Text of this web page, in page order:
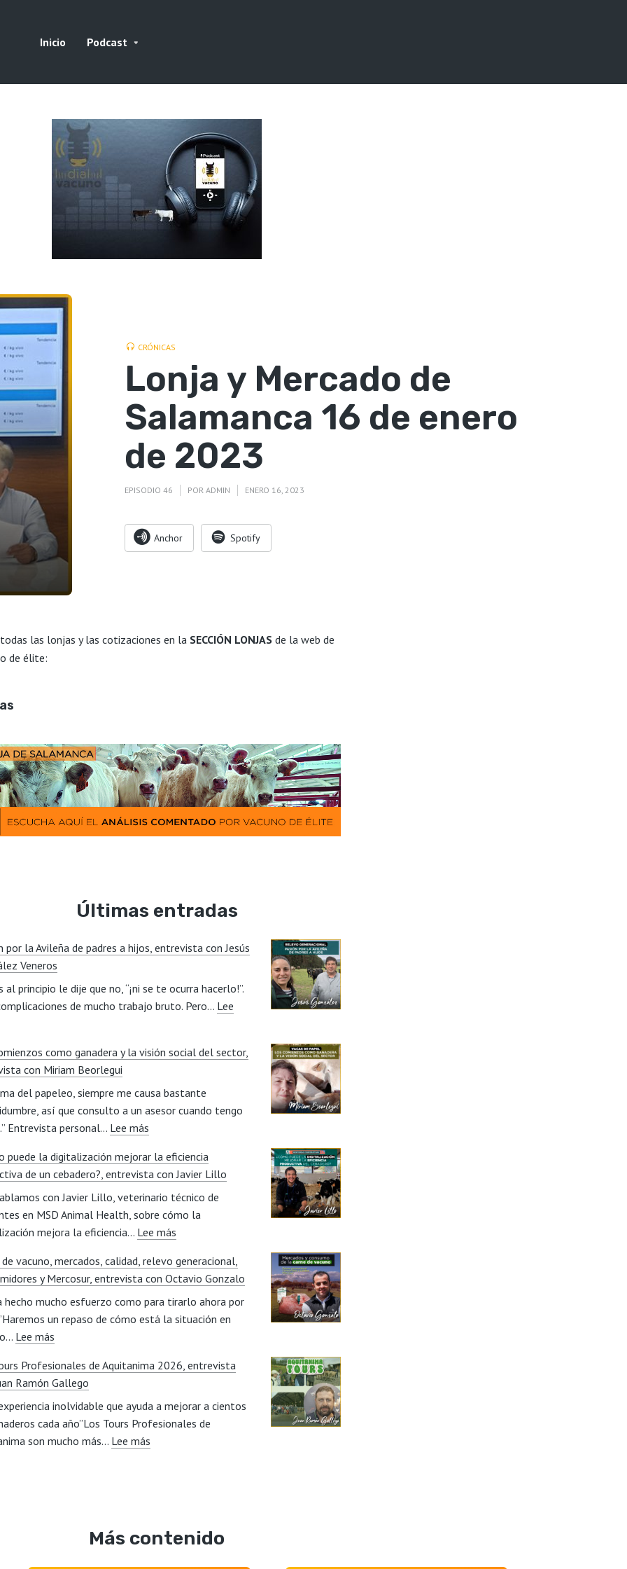
Inicio Podcast
CRÓNICAS
Lonja y Mercado de
Salamanca 16 de enero
de 2023
EPISODIO 46 POR ADMIN ENERO 16, 2023
Anchor Spotify
las lonjas y las cotizaciones en la SECCIÓN LONJAS de la web de
de élite:
Últimas entradas
por la Avileña de padres a hijos, entrevista con Jesús
Veneros
al principio le dije que no, “¡ni se te ocurra hacerlo!”.
de mucho trabajo bruto. Pero… Lee
como ganadera y la visión social del sector,
con Miriam Beorlegui
del papeleo, siempre me causa bastante
así que consulto a un asesor cuando tengo
Entrevista personal… Lee más
comienzos
como
ganadera
y
la
social
del
sector,
entrevista
Beorlegui
puede la digitalización mejorar la eficiencia
de un cebadero?, entrevista con Javier Lillo
con Javier Lillo, veterinario técnico de
en MSD Animal Health, sobre cómo la
mejora la eficiencia… Lee más
puede
la
digitalización
mejorar
productiva
un
cebadero?,
de vacuno, mercados, calidad, relevo generacional,
y Mercosur, entrevista con Octavio Gonzalo
hecho mucho esfuerzo como para tirarlo ahora por
un repaso de cómo está la situación en
Lee más
de
vacuno,
mercados,
calidad,
relevo
Profesionales de Aquitanima 2026, entrevista
Ramón Gallego
inolvidable que ayuda a mejorar a cientos
cada año”Los Tours Profesionales de
son mucho más… Lee más
2026,
Más contenido